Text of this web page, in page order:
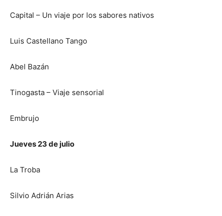
Capital – Un viaje por los sabores nativos
Luis Castellano Tango
Abel Bazán
Tinogasta – Viaje sensorial
Embrujo
Jueves 23 de julio
La Troba
Silvio Adrián Arias